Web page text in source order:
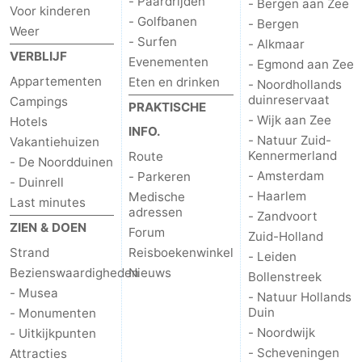
Hollands
Duin
Noordwijk
-
Scheveningen
-
Den
Haag
-
Rotterdam
-
Rockanje
Weer
Contact
Voor kinderen
Weer
VERBLIJF
Appartementen
Campings
Hotels
Vakantiehuizen
- De Noordduinen
- Duinrell
Last minutes
ZIEN & DOEN
Strand
Bezienswaardigheden
- Musea
- Monumenten
- Uitkijkpunten
Attracties
- Golfbanen
- Surfen
Evenementen
Eten en drinken
PRAKTISCHE
INFO.
Route
- Parkeren
Medische
adressen
Forum
Reisboekenwinkel
Nieuws
- Bergen aan Zee
- Bergen
- Alkmaar
- Egmond aan Zee
- Noordhollands
duinreservaat
- Wijk aan Zee
- Natuur Zuid-
Kennermerland
- Amsterdam
- Haarlem
- Zandvoort
Zuid-Holland
- Leiden
Bollenstreek
- Natuur Hollands
Duin
- Noordwijk
- Scheveningen